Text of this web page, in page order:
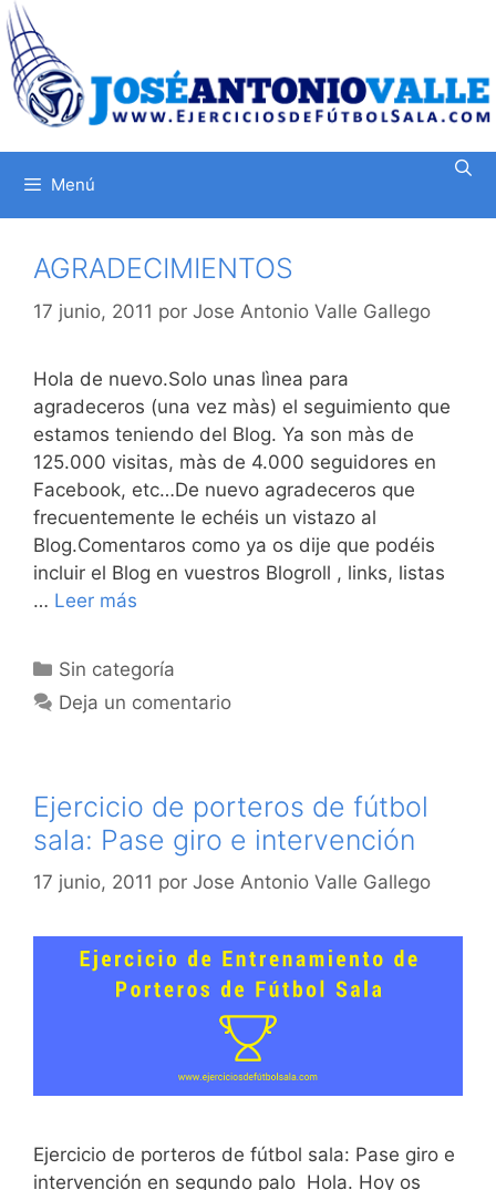
Saltar
al
contenido
Menú
AGRADECIMIENTOS
17 junio, 2011 por Jose Antonio Valle Gallego
Hola de nuevo.Solo unas lìnea para
agradeceros (una vez màs) el seguimiento que
estamos teniendo del Blog. Ya son màs de
125.000 visitas, màs de 4.000 seguidores en
Facebook, etc…De nuevo agradeceros que
frecuentemente le echéis un vistazo al
Blog.Comentaros como ya os dije que podéis
incluir el Blog en vuestros Blogroll , links, listas
… Leer más
Categorías
Sin categoría
Deja un comentario
Ejercicio de porteros de fútbol
sala: Pase giro e intervención
17 junio, 2011 por Jose Antonio Valle Gallego
Ejercicio de porteros de fútbol sala: Pase giro e
intervención en segundo palo Hola. Hoy os